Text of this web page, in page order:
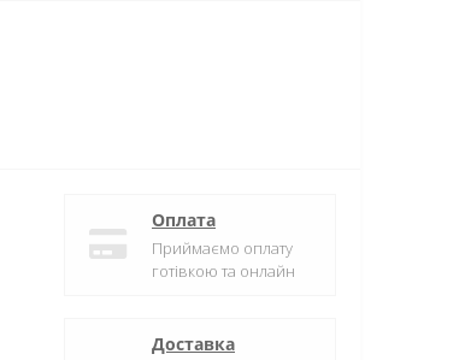
Оплата
Приймаємо оплату
готівкою та онлайн
Доставка